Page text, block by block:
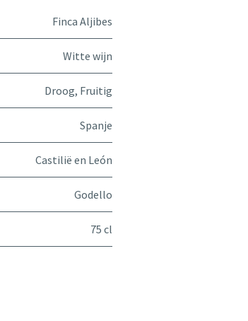
Finca Aljibes
Witte wijn
Droog, Fruitig
Spanje
Castilië en León
Godello
75 cl